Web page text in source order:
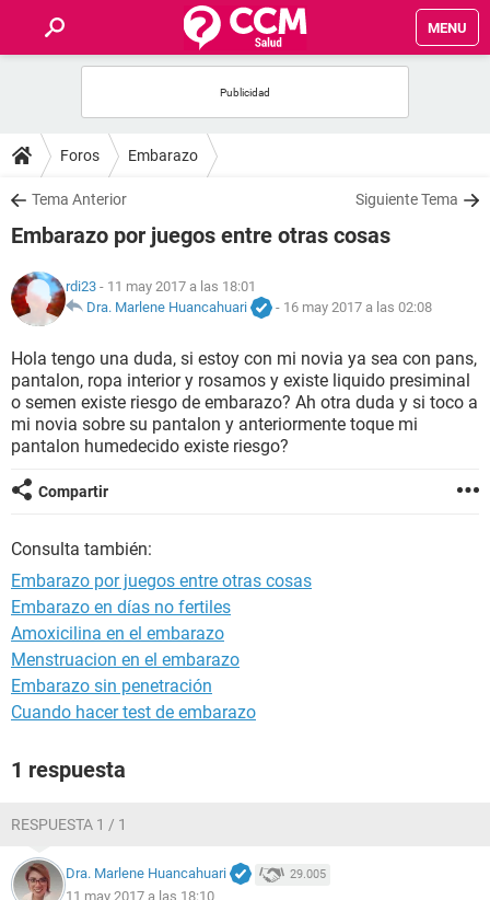
MENU
FOROS
SALUD
NUTRICIÓN
BIENESTAR
SEXUALIDAD
GLOSARIO
Foros Embarazo
Tema Anterior Siguiente Tema
Embarazo por juegos entre otras cosas
rdi23 - 11 may 2017 a las 18:01
Dra. Marlene Huancahuari
- 16 may 2017 a las 02:08
Hola tengo una duda, si estoy con mi novia ya sea con pans,
pantalon, ropa interior y rosamos y existe liquido presiminal
o semen existe riesgo de embarazo? Ah otra duda y si toco a
mi novia sobre su pantalon y anteriormente toque mi
pantalon humedecido existe riesgo?
Compartir
Consulta también:
Embarazo por juegos entre otras cosas
Embarazo en días no fertiles
Amoxicilina en el embarazo
Menstruacion en el embarazo
Embarazo sin penetración
Cuando hacer test de embarazo
1 respuesta
RESPUESTA 1 / 1
Dra. Marlene Huancahuari 29.005
11 may 2017 a las 18:10